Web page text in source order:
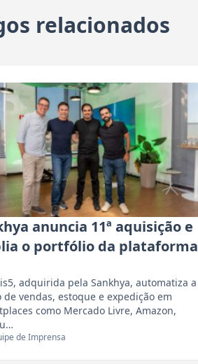
relacionados
anuncia 11ª aquisição e
o portfólio da plataforma
adquirida pela Sankhya, automatiza a
de vendas, estoque e expedição em
como Mercado Livre, Amazon,
de Imprensa